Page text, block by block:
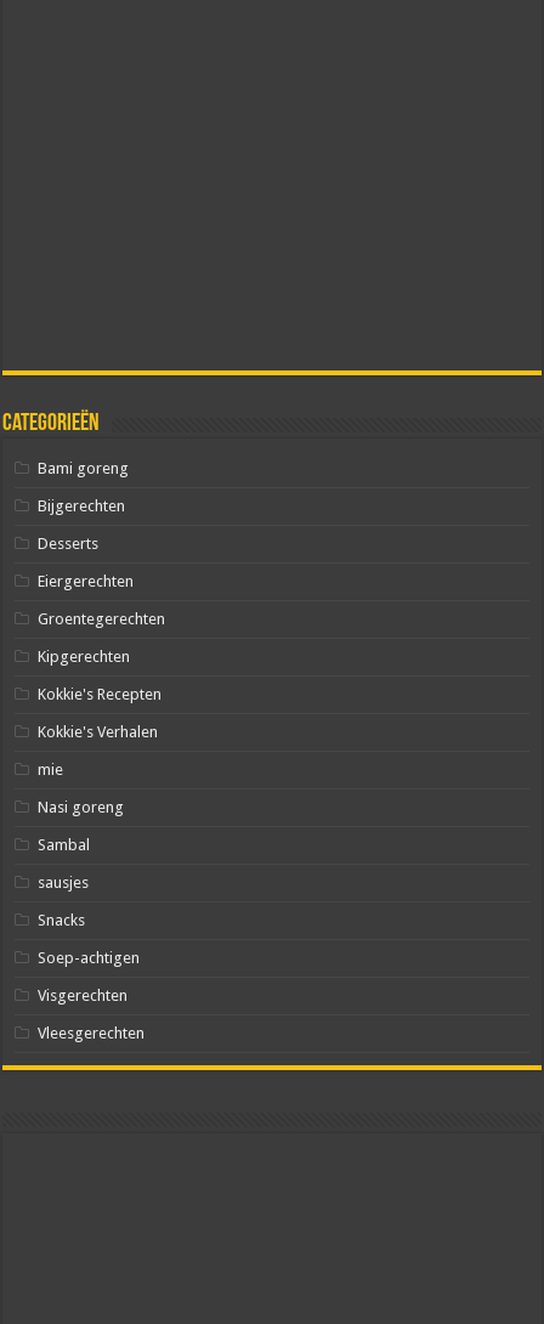
Categorieën
Bami goreng
Bijgerechten
Desserts
Eiergerechten
Groentegerechten
Kipgerechten
Kokkie's Recepten
Kokkie's Verhalen
mie
Nasi goreng
Sambal
sausjes
Snacks
Soep-achtigen
Visgerechten
Vleesgerechten